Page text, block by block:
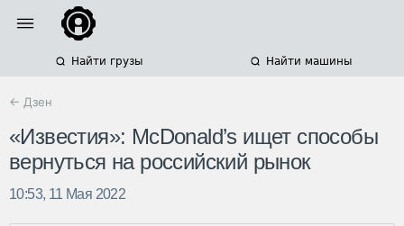
Найти грузы Найти машины
← Дзен
«Известия»: McDonald’s ищет способы
вернуться на российский рынок
10:53, 11 Мая 2022